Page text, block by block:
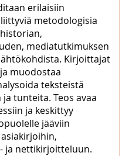
erilaisiin
metodologisia
mediatutkimuksen
Kirjoittajat
muodostaa
teksteistä
tunteita. Teos avaa
ja keskittyy
jääviin
ja nettikirjoitteluun.